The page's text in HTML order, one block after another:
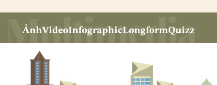
ẢnhVideoInfographicLongformQuizz